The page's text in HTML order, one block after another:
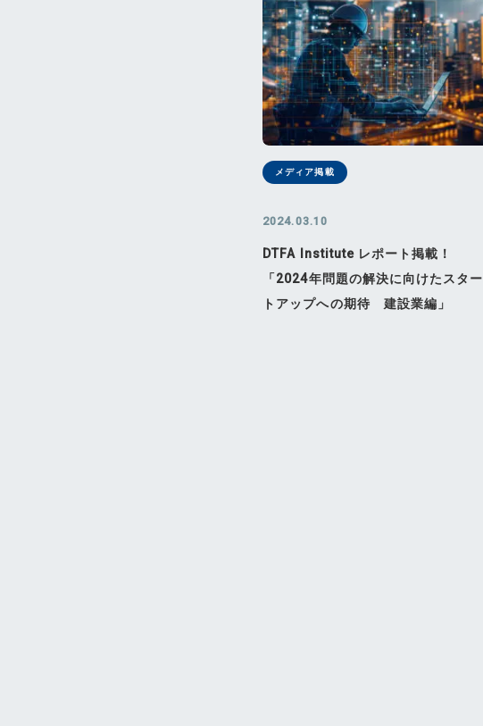
メディア掲載
2024.03.10
DTFA Institute レポート掲載！
「2024年問題の解決に向けたスター
トアップへの期待 建設業編」